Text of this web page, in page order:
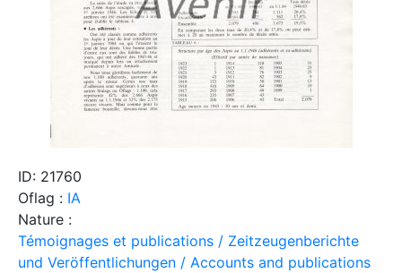
ID: 21760
Oflag : IA
Nature :
Témoignages et publications / Zeitzeugenberichte
und Veröffentlichungen / Accounts and publications